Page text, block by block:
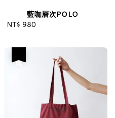
藍咖層次POLO
Regular
NT$ 980